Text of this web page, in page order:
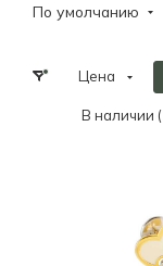
По умолчанию
Цена
В наличии (